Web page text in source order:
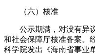
（六）核准
公示期满，对没有异议
和社会保障厅核准备案。
科学院发出《海南省事业